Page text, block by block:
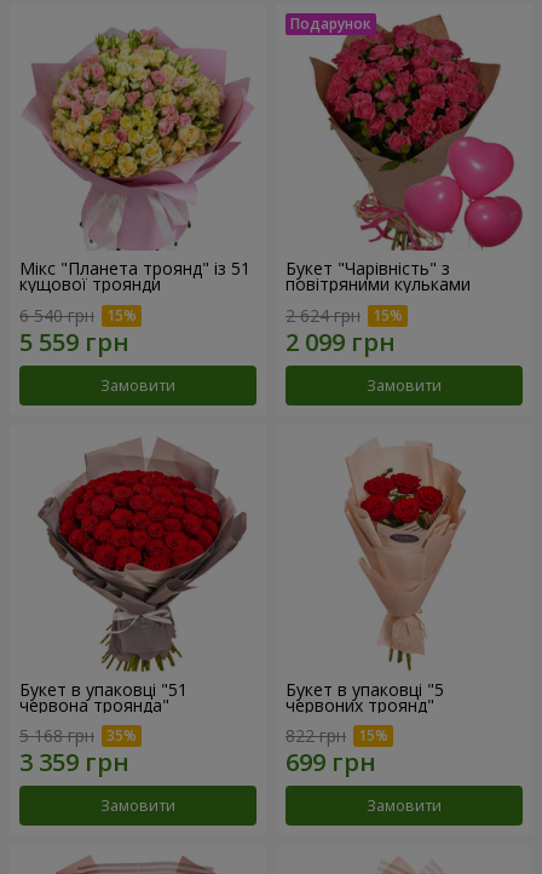
Мікс "Планета троянд" із 51
кущової троянди
6 540 грн
Замовити
Букет "Чарівність" з
повітряними кульками
2 624 грн
Замовити
Букет в упаковці "51
червона троянда"
5 168 грн
Замовити
Букет в упаковці "5
червоних троянд"
822 грн
Замовити